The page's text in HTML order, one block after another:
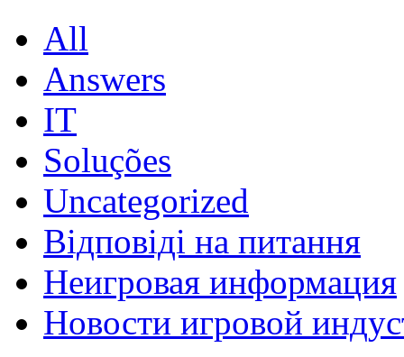
All
Answers
IT
Soluções
Uncategorized
Відповіді на питання
Неигровая информация
Новости игровой